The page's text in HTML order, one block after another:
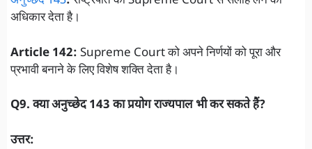
अधिकार देता है।
Article 142: Supreme Court को अपने निर्णयों को पूरा और
प्रभावी बनाने के लिए विशेष शक्ति देता है।
Q9. क्या अनुच्छेद 143 का प्रयोग राज्यपाल भी कर सकते हैं?
उत्तर: